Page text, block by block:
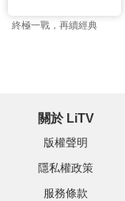
終極一戰，再續經典
關於 LiTV
版權聲明
隱私權政策
服務條款